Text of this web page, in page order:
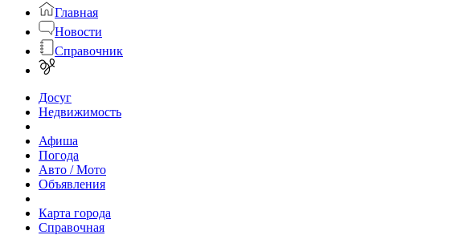
Главная
Новости
Справочник
Досуг
Недвижимость
Афиша
Погода
Авто / Мото
Объявления
Карта города
Справочная